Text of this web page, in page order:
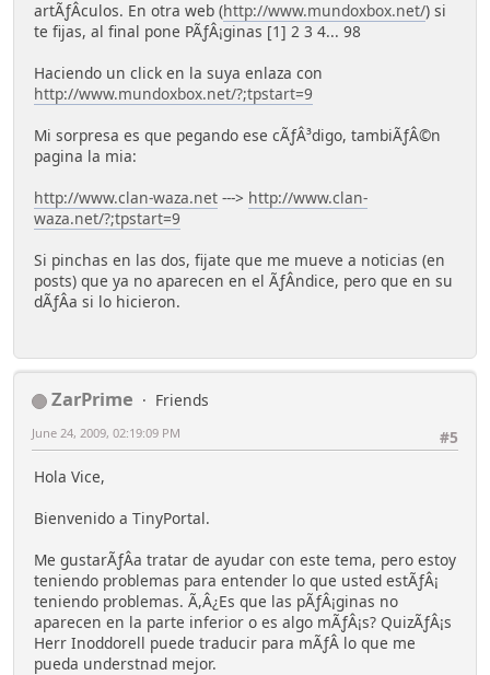
artÃƒÂ­culos. En otra web (http://www.mundoxbox.net/) si
te fijas, al final pone PÃƒÂ¡ginas [1] 2 3 4... 98
Haciendo un click en la suya enlaza con
http://www.mundoxbox.net/?;tpstart=9
Mi sorpresa es que pegando ese cÃƒÂ³digo, tambiÃƒÂ©n
pagina la mia:
http://www.clan-waza.net ---> http://www.clan-
waza.net/?;tpstart=9
Si pinchas en las dos, fijate que me mueve a noticias (en
posts) que ya no aparecen en el ÃƒÂ­ndice, pero que en su
dÃƒÂ­a si lo hicieron.
ZarPrime
Friends
#5
June 24, 2009, 02:19:09 PM
Hola Vice,
Bienvenido a TinyPortal.
Me gustarÃƒÂ­a tratar de ayudar con este tema, pero estoy
teniendo problemas para entender lo que usted estÃƒÂ¡
teniendo problemas. Ã,Â¿Es que las pÃƒÂ¡ginas no
aparecen en la parte inferior o es algo mÃƒÂ¡s? QuizÃƒÂ¡s
Herr Inoddorell puede traducir para mÃƒÂ­ lo que me
pueda understnad mejor.